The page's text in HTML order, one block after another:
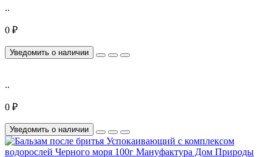
..
0 ₽
Уведомить о наличии
..
0 ₽
Уведомить о наличии